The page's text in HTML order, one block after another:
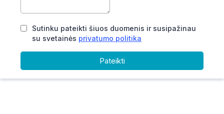
Sutinku pateikti šiuos duomenis ir susipažinau
su svetainės privatumo politika
Pateikti